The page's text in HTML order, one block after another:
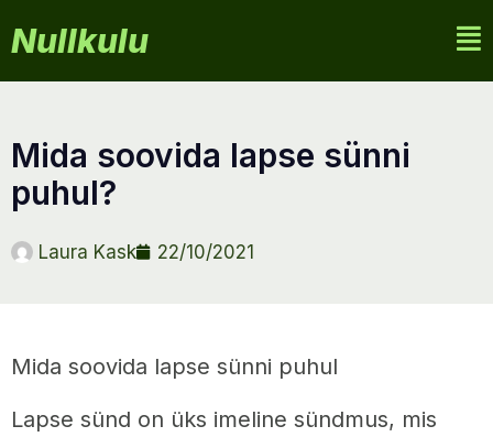
Nullkulu
mida soovida lapse sünni
puhul?
Laura Kask 22/10/2021
Mida soovida lapse sünni puhul
Lapse sünd on üks imeline sündmus, mis